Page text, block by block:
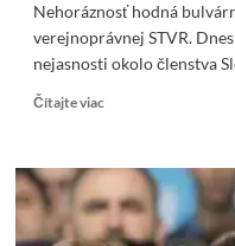
Nehoráznosť hodná
verejnoprávnej STVR.
nejasnosti okolo členstva
Čítajte viacRead
Ficovo
dementi
o
hoaxe